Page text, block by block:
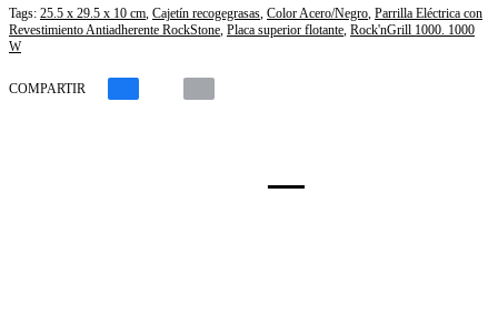
Tags: 25.5 x 29.5 x 10 cm, Cajetín recogegrasas, Color Acero/Negro, Parrilla Eléctrica con
Revestimiento Antiadherente RockStone, Placa superior flotante, Rock'nGrill 1000. 1000
W
COMPARTIR